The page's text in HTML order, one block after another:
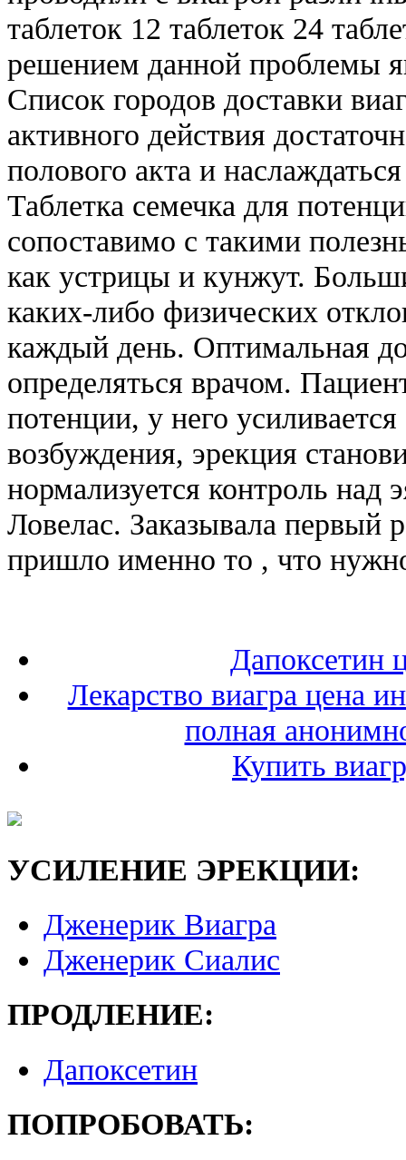
таблеток 12 таблеток 24
решением данной проблемы
Список городов доставки
активного действия
полового акта и
Таблетка семечка для
сопоставимо с такими
как устрицы и кунжут.
каких-либо физических
каждый день. Оптимальная
определяться врачом.
потенции, у него
возбуждения, эрекция
нормализуется контроль над
Ловелас. Заказывала первый
пришло именно то , что
Дапоксетин
Лекарство виагра цена
полная
Купить
УСИЛЕНИЕ ЭРЕКЦИИ:
Дженерик Виагра
Дженерик Сиалис
ПРОДЛЕНИЕ:
Дапоксетин
ПОПРОБОВАТЬ: